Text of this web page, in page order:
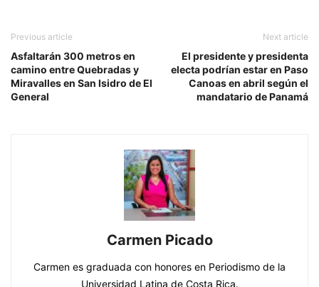
Previous article
Asfaltarán 300 metros en
camino entre Quebradas y
Miravalles en San Isidro de El
General
Next article
El presidente y presidenta
electa podrían estar en Paso
Canoas en abril según el
mandatario de Panamá
Carmen Picado
Carmen es graduada con honores en Periodismo de la
Universidad Latina de Costa Rica.